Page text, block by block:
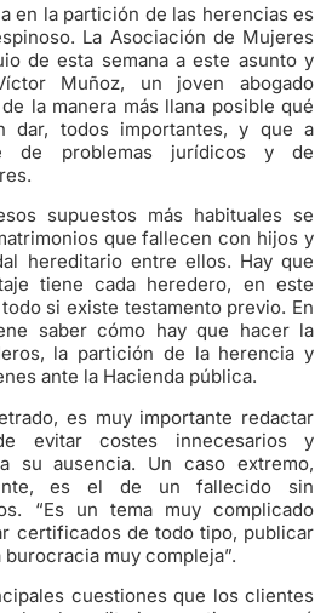
la partición de las herencias es
La Asociación de Mujeres
de esta semana a este asunto y
Muñoz, un joven abogado
la manera más llana posible qué
dar, todos importantes, y que a
de problemas jurídicos y de
más habituales se
que fallecen con hijos y
hereditario entre ellos. Hay que
tiene cada heredero, en este
si existe testamento previo. En
saber cómo hay que hacer la
la partición de la herencia y
ante la Hacienda pública.
es muy importante redactar
evitar costes innecesarios y
su ausencia. Un caso extremo,
es el de un fallecido sin
“Es un tema muy complicado
certificados de todo tipo, publicar
muy compleja”.
cuestiones que los clientes